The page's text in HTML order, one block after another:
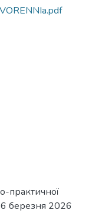
практичної
6 березня 2026